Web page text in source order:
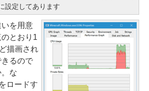
設定してあります
を用意
とおり1
描画され
るので
な
ロードす